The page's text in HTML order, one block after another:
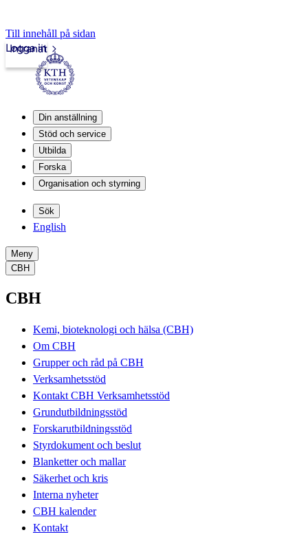
Till innehåll på sidan
Intranät
Logga in
Din anställning
Stöd och service
Utbilda
Forska
Organisation och styrning
Sök
English
Meny
CBH
CBH
Kemi, bioteknologi och hälsa (CBH)
Om CBH
Grupper och råd på CBH
Verksamhetsstöd
Kontakt CBH Verksamhetsstöd
Grundutbildningsstöd
Forskarutbildningsstöd
Styrdokument och beslut
Blanketter och mallar
Säkerhet och kris
Interna nyheter
CBH kalender
Kontakt